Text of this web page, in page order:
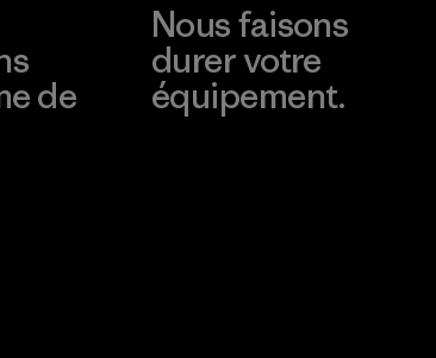
de
Nous faisons
durer votre
équipement.